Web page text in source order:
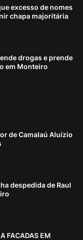
excesso de nomes
chapa majoritária
drogas e prende
em Monteiro
de Camalaú Aluízio
despedida de Raul
FACADAS EM